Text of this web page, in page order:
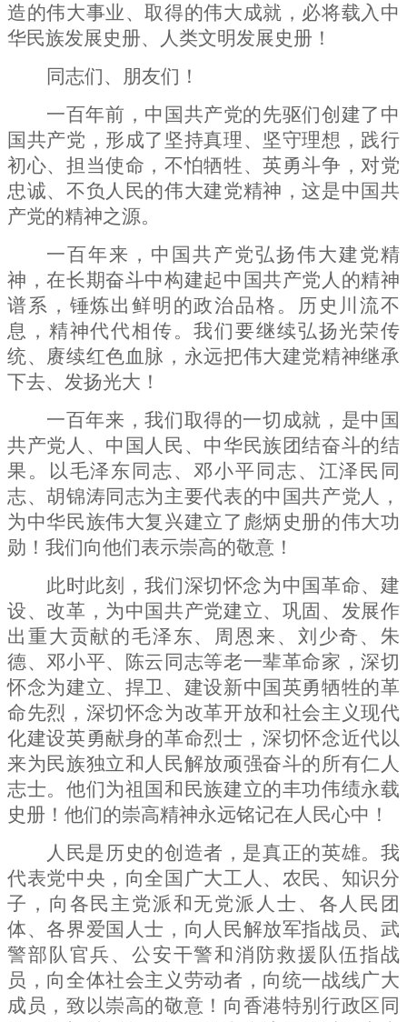
造的伟大事业、取得的伟大成就，必将载入中
华民族发展史册、人类文明发展史册！
同志们、朋友们！
一百年前，中国共产党的先驱们创建了中
国共产党，形成了坚持真理、坚守理想，践行
初心、担当使命，不怕牺牲、英勇斗争，对党
忠诚、不负人民的伟大建党精神，这是中国共
产党的精神之源。
一百年来，中国共产党弘扬伟大建党精
神，在长期奋斗中构建起中国共产党人的精神
谱系，锤炼出鲜明的政治品格。历史川流不
息，精神代代相传。我们要继续弘扬光荣传
统、赓续红色血脉，永远把伟大建党精神继承
下去、发扬光大！
一百年来，我们取得的一切成就，是中国
共产党人、中国人民、中华民族团结奋斗的结
果。以毛泽东同志、邓小平同志、江泽民同
志、胡锦涛同志为主要代表的中国共产党人，
为中华民族伟大复兴建立了彪炳史册的伟大功
勋！我们向他们表示崇高的敬意！
此时此刻，我们深切怀念为中国革命、建
设、改革，为中国共产党建立、巩固、发展作
出重大贡献的毛泽东、周恩来、刘少奇、朱
德、邓小平、陈云同志等老一辈革命家，深切
怀念为建立、捍卫、建设新中国英勇牺牲的革
命先烈，深切怀念为改革开放和社会主义现代
化建设英勇献身的革命烈士，深切怀念近代以
来为民族独立和人民解放顽强奋斗的所有仁人
志士。他们为祖国和民族建立的丰功伟绩永载
史册！他们的崇高精神永远铭记在人民心中！
人民是历史的创造者，是真正的英雄。我
代表党中央，向全国广大工人、农民、知识分
子，向各民主党派和无党派人士、各人民团
体、各界爱国人士，向人民解放军指战员、武
警部队官兵、公安干警和消防救援队伍指战
员，向全体社会主义劳动者，向统一战线广大
成员，致以崇高的敬意！向香港特别行政区同